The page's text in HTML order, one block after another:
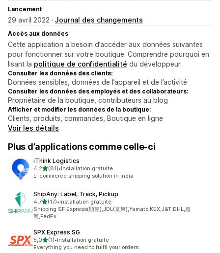
Lancement
29 avril 2022 · Journal des changements
Accès aux données
Cette application a besoin d’accéder aux données suivantes
pour fonctionner sur votre boutique. Comprendre pourquoi en
lisant la politique de confidentialité du développeur.
Consulter les données des clients:
Données sensibles, données de l’appareil et de l’activité
Consulter les données des employés et des collaborateurs:
Propriétaire de la boutique, contributeurs au blog
Afficher et modifier les données de la boutique:
Clients, produits, commandes, Boutique en ligne
Voir les détails
Plus d’applications comme celle-ci
iThink Logistics
4,2étoile(s) sur 5
(81)
81 avis au total
•Installation gratuite
E-commerce shipping solution in India
ShipAny: Label, Track, Pickup
4,7étoile(s) sur 5
(17)
17 avis au total
•Installation gratuite
Shipping SF Express(順豐),JDL(京東),Yamato,KEX,J&T,DHL,超
商,FedEx
SPX Express SG
5,0étoile(s) sur 5
(1)
1 avis au total
•Installation gratuite
Everything you need to fulfil your orders.